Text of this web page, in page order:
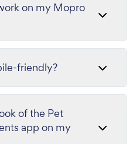
on my Mopro
friendly?
of the Pet
app on my